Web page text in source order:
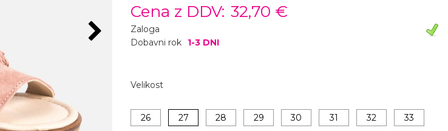
Cena z DDV: 32,70 €
Zaloga
Dobavni rok
1-3 DNI
Velikost
26 27 28 29 30 31 32 33